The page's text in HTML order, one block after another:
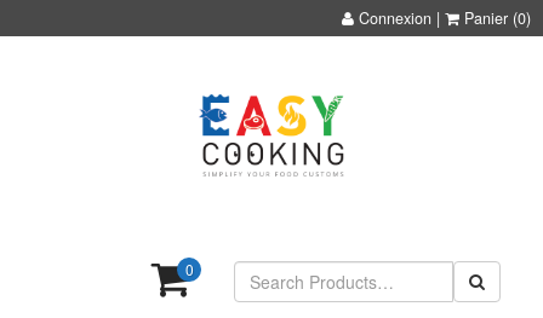
Connexion | Panier (0)
0